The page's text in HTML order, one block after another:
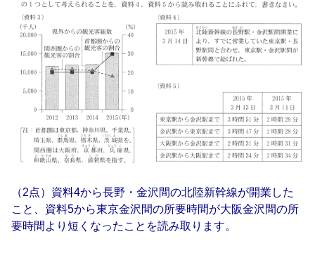
（2点）資料4から長野・金沢間の北陸新幹線が開業した
こと、資料5から東京金沢間の所要時間が大阪金沢間の所
要時間より短くなったことを読み取ります。